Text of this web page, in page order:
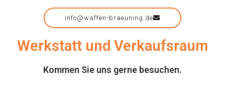
info@waffen-braeuning.de
Werkstatt und Verkaufsraum
Kommen Sie uns gerne besuchen.